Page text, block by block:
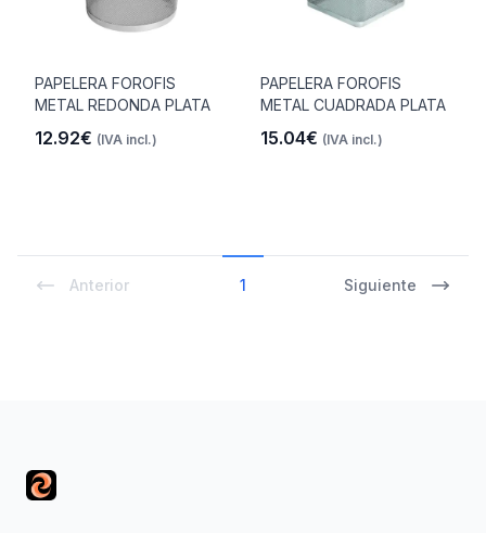
PAPELERA FOROFIS
METAL REDONDA PLATA
12.92€ (IVA incl.)
PAPELERA FOROFIS
METAL CUADRADA PLATA
15.04€ (IVA incl.)
Anterior 1 Siguiente